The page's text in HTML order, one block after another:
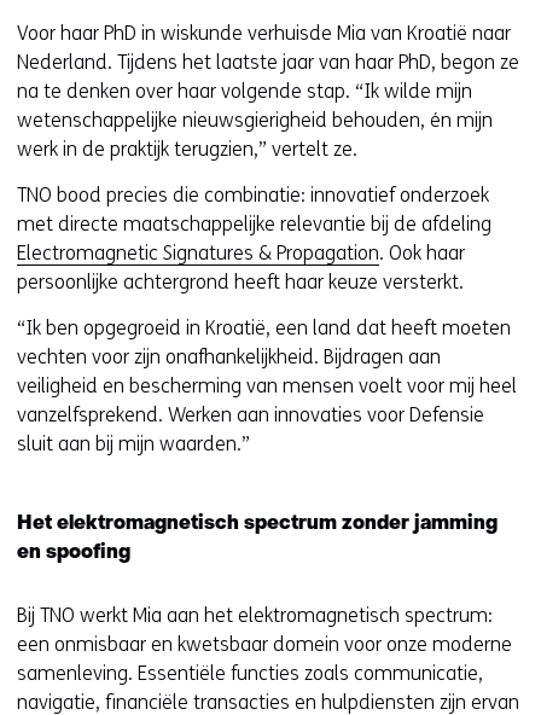
Voor haar PhD in wiskunde verhuisde Mia van Kroatië naar
Nederland. Tijdens het laatste jaar van haar PhD, begon ze
na te denken over haar volgende stap. “Ik wilde mijn
wetenschappelijke nieuwsgierigheid behouden, én mijn
werk in de praktijk terugzien,” vertelt ze.
TNO bood precies die combinatie: innovatief onderzoek
met directe maatschappelijke relevantie bij de afdeling
Electromagnetic Signatures & Propagation. Ook haar
persoonlijke achtergrond heeft haar keuze versterkt.
“Ik ben opgegroeid in Kroatië, een land dat heeft moeten
vechten voor zijn onafhankelijkheid. Bijdragen aan
veiligheid en bescherming van mensen voelt voor mij heel
vanzelfsprekend. Werken aan innovaties voor Defensie
sluit aan bij mijn waarden.”
Het elektromagnetisch spectrum zonder jamming
en spoofing
Bij TNO werkt Mia aan het elektromagnetisch spectrum:
een onmisbaar en kwetsbaar domein voor onze moderne
samenleving. Essentiële functies zoals communicatie,
navigatie, financiële transacties en hulpdiensten zijn ervan